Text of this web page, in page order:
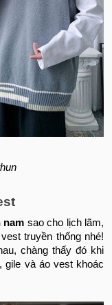
nam sao cho lịch lãm,
truyền thống nhé!
chàng thấy đó khi
gile và áo vest khoác